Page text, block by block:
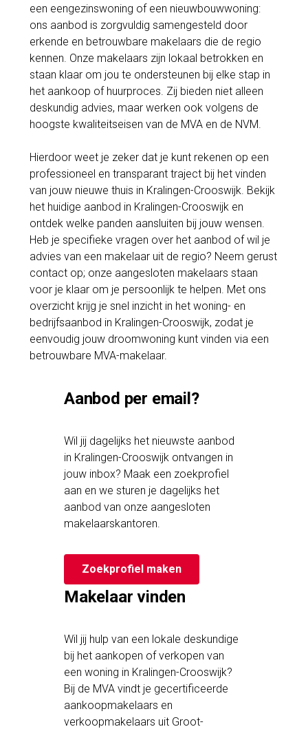
een eengezinswoning of een nieuwbouwwoning:
ons aanbod is zorgvuldig samengesteld door
erkende en betrouwbare makelaars die de regio
kennen. Onze makelaars zijn lokaal betrokken en
staan klaar om jou te ondersteunen bij elke stap in
het aankoop of huurproces. Zij bieden niet alleen
deskundig advies, maar werken ook volgens de
hoogste kwaliteitseisen van de MVA en de NVM.
Hierdoor weet je zeker dat je kunt rekenen op een
professioneel en transparant traject bij het vinden
van jouw nieuwe thuis in Kralingen-Crooswijk. Bekijk
het huidige aanbod in Kralingen-Crooswijk en
ontdek welke panden aansluiten bij jouw wensen.
Heb je specifieke vragen over het aanbod of wil je
advies van een makelaar uit de regio? Neem gerust
contact op; onze aangesloten makelaars staan
voor je klaar om je persoonlijk te helpen. Met ons
overzicht krijg je snel inzicht in het woning- en
bedrijfsaanbod in Kralingen-Crooswijk, zodat je
eenvoudig jouw droomwoning kunt vinden via een
betrouwbare MVA-makelaar.
Aanbod per email?
Wil jij dagelijks het nieuwste aanbod
in Kralingen-Crooswijk ontvangen in
jouw inbox? Maak een zoekprofiel
aan en we sturen je dagelijks het
aanbod van onze aangesloten
makelaarskantoren.
Zoekprofiel maken
Makelaar vinden
Wil jij hulp van een lokale deskundige
bij het aankopen of verkopen van
een woning in Kralingen-Crooswijk?
Bij de MVA vindt je gecertificeerde
aankoopmakelaars en
verkoopmakelaars uit Groot-